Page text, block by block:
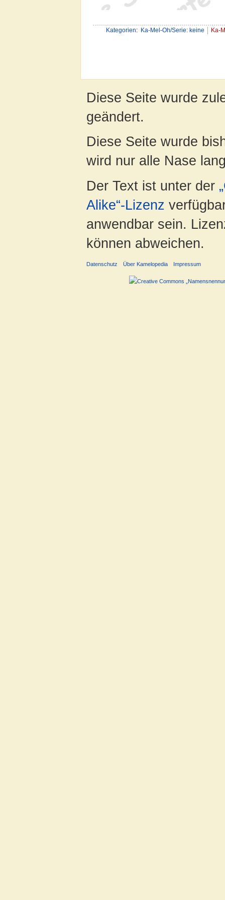
Kategorien: Ka-Mel-Oh/Serie: keine Ka-
Diese Seite wurde
geändert.
Diese Seite wurde
wird nur alle Nase
Der Text ist unter der
Alike“-Lizenz
anwendbar sein.
können abweichen.
Datenschutz Über Kamelopedia Impressum